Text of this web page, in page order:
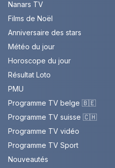
Nanars TV
Films de Noël
Anniversaire des stars
Météo du jour
Horoscope du jour
Résultat Loto
PMU
Programme TV belge 🇧🇪
Programme TV suisse 🇨🇭
Programme TV vidéo
Programme TV Sport
Nouveautés